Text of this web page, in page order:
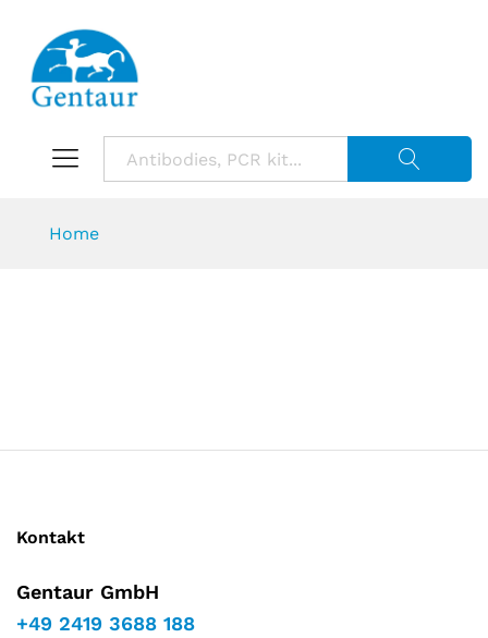
Home
Kontakt
Gentaur GmbH
+49 2419 3688 188